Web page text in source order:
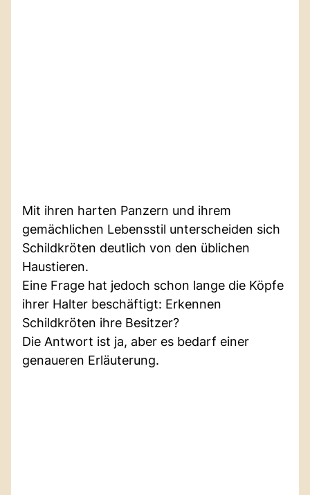
Mit ihren harten Panzern und ihrem
gemächlichen Lebensstil unterscheiden sich
Schildkröten deutlich von den üblichen
Haustieren.
Eine Frage hat jedoch schon lange die Köpfe
ihrer Halter beschäftigt: Erkennen
Schildkröten ihre Besitzer?
Die Antwort ist ja, aber es bedarf einer
genaueren Erläuterung.